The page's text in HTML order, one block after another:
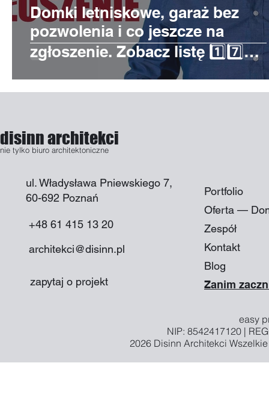
Domki letniskowe, garaż bez
pozwolenia i co jeszcze na
zgłoszenie. Zobacz listę 1️⃣7️⃣
inwestycji 💥
disinn architekci
nie tylko biuro architektoniczne
ul. Władysława Pniewskiego 7,
60-692 Poznań​
+48 61 415 13 20
architekci@disinn.pl
zapytaj o projekt
Portfolio
Oferta —
Zespół
Kontakt
Blog
Zanim
easy
NIP: 8542417120 |
2026 Disinn Architekci